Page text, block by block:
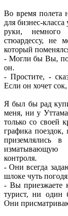
Во время полета
для бизнес-
руки, немного
стюардессу, не
который
- Могли бы Вы, по
он.
- Простите, -
Если он хочет
Я был бы рад
меня, ни у
только со своей
графика поездок,
приземлялись
изматывающую
контроля.
- Они всегда
шлоке чуть
- Вы приезжаете
турист, ни один
Они